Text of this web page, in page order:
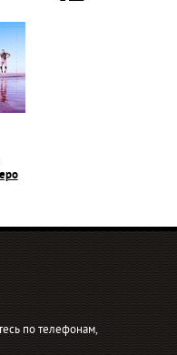
по телефонам,